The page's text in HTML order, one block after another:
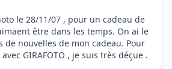
le 28/11/07 , pour un cadeau de
être dans les temps. On ai le
de nouvelles de mon cadeau. Pour
GIRAFOTO , je suis très déçue .